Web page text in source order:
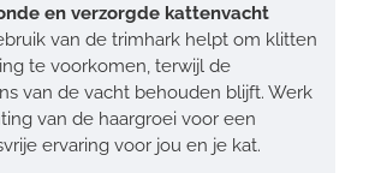
en verzorgde kattenvacht
van de trimhark helpt om klitten
te voorkomen, terwijl de
van de vacht behouden blijft. Werk
van de haargroei voor een
ervaring voor jou en je kat.